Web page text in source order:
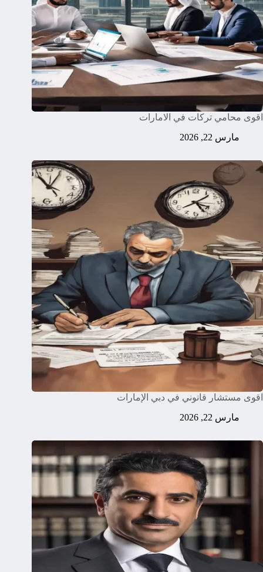
اقوى محامي تركات في الامارات
مارس 22, 2026
اقوى مستشار قانوني في دبي الإمارات
مارس 22, 2026